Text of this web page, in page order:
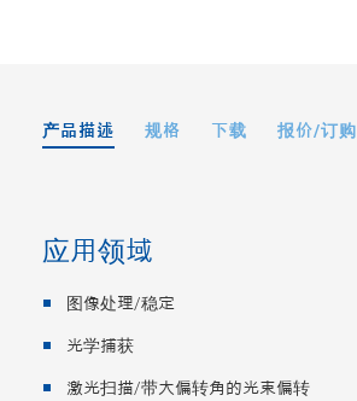
产品描述 规格 下载 报价/订购
应用领域
图像处理/稳定
光学捕获
激光扫描/带大偏转角的光束偏转